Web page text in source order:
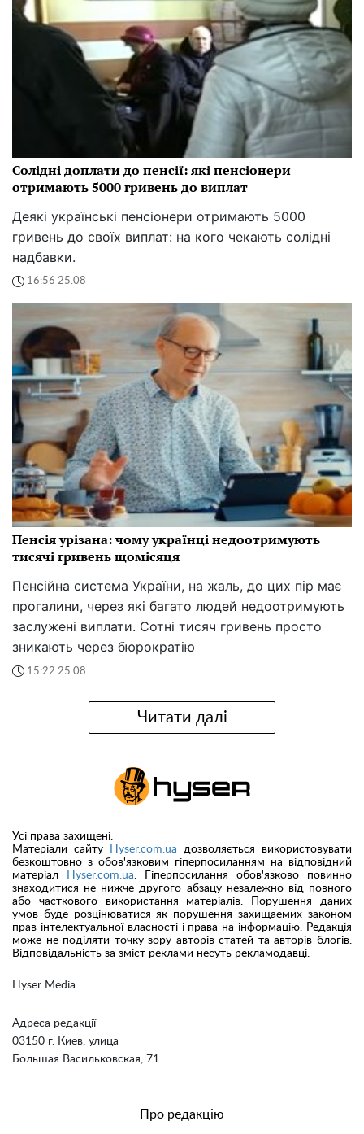
Солідні доплати до пенсії: які пенсіонери
отримають 5000 гривень до виплат
Деякі українські пенсіонери отримають 5000
гривень до своїх виплат: на кого чекають солідні
надбавки.
16:56 25.08
Пенсія урізана: чому українці недоотримують
тисячі гривень щомісяця
Пенсійна система України, на жаль, до цих пір має
прогалини, через які багато людей недоотримують
заслужені виплати. Сотні тисяч гривень просто
зникають через бюрократію
15:22 25.08
Читати далі
Hyser Media
Адреса редакції
03150 г. Киев, улица
Большая Васильковская, 71
Усі права захищені.
Матеріали сайту
Hyser.com.ua дозволяється використовувати
безкоштовно з обов'язковим гіперпосиланням на відповідний
матеріал
Hyser.com.ua. Гіперпосилання обов'язково повинно
знаходитися не нижче другого абзацу незалежно від повного
або часткового використання матеріалів. Порушення даних
умов буде розцінюватися як порушення захищаемих законом
прав інтелектуальної власності і права на інформацію. Редакція
може не поділяти точку зору авторів статей та авторів блогів.
Відповідальність за зміст реклами несуть рекламодавці.
Про редакцію